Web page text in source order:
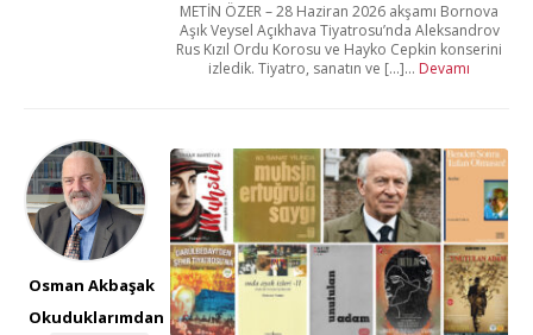
METİN ÖZER – 28 Haziran 2026 akşamı Bornova
Aşık Veysel Açıkhava Tiyatrosu’nda Aleksandrov
Rus Kızıl Ordu Korosu ve Hayko Cepkin konserini
izledik. Tiyatro, sanatın ve [...]... Devamı
Osman Akbaşak
Okuduklarımdan